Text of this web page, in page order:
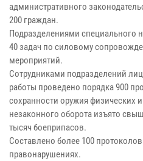
административного
200 граждан.
Подразделениями специального
40 задач по силовому
мероприятий.
Сотрудниками подразделений
работы проведено порядка 900
сохранности оружия физических
незаконного оборота изъято
тысяч боеприпасов.
Составлено более 100
правонарушениях.